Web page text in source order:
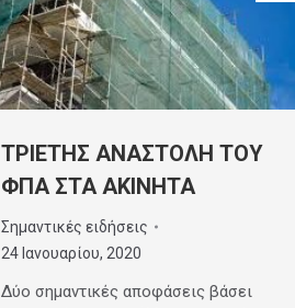
ΤΡΙΕΤΗΣ ΑΝΑΣΤΟΛΗ ΤΟΥ
ΦΠΑ ΣΤΑ ΑΚΙΝΗΤΑ
Σημαντικές ειδήσεις
24 Ιανουαρίου, 2020
Δύο σημαντικές αποφάσεις βάσει